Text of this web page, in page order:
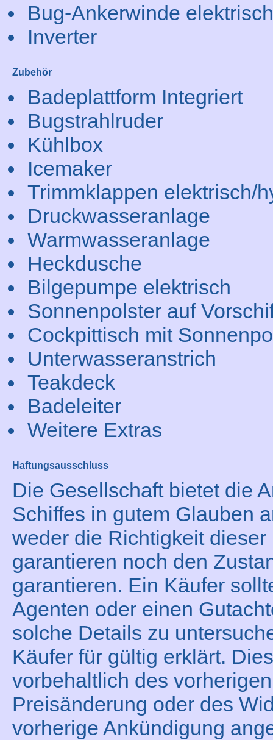
Bug-Ankerwinde elektrisch
Inverter
Zubehör
Badeplattform Integriert
Bugstrahlruder
Kühlbox
Icemaker
Trimmklappen elektrisch/
Druckwasseranlage
Warmwasseranlage
Heckdusche
Bilgepumpe elektrisch
Sonnenpolster auf
Cockpittisch mit
Unterwasseranstrich
Teakdeck
Badeleiter
Weitere Extras
Haftungsausschluss
Die Gesellschaft bietet die
Schiffes in gutem Glauben
weder die Richtigkeit dieser
garantieren noch den
garantieren. Ein Käufer
Agenten oder einen
solche Details zu
Käufer für gültig erklärt.
vorbehaltlich des
Preisänderung oder des
vorherige Ankündigung